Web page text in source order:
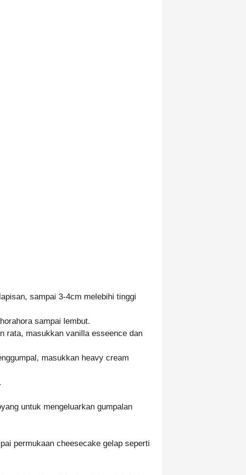
sampai 3-4cm melebihi tinggi
sampai lembut.
rata, masukkan vanilla esseence dan
masukkan heavy cream
untuk mengeluarkan gumpalan
permukaan cheesecake gelap seperti